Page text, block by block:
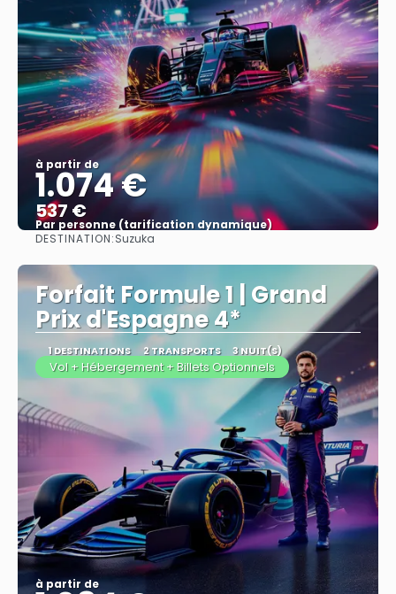
à partir de
1.074 €
537 €
Par personne (tarification dynamique)
DESTINATION:Suzuka
Forfait Formule 1 | Grand
Prix d'Espagne 4*
1 DESTINATIONS 2 TRANSPORTS 3 NUIT(S)
Vol + Hébergement + Billets Optionnels
à partir de